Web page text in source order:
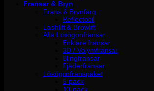
Fransar & Bryn
Frans & Brynfärg
Reflectocil
Lashlift & Browlift
Alla Lösögonfransar
Enklare fransar
3D / Volymfransar
Blingfransar
Fjäderfransar
Lösögonfranspaket
5-pack
10-pack